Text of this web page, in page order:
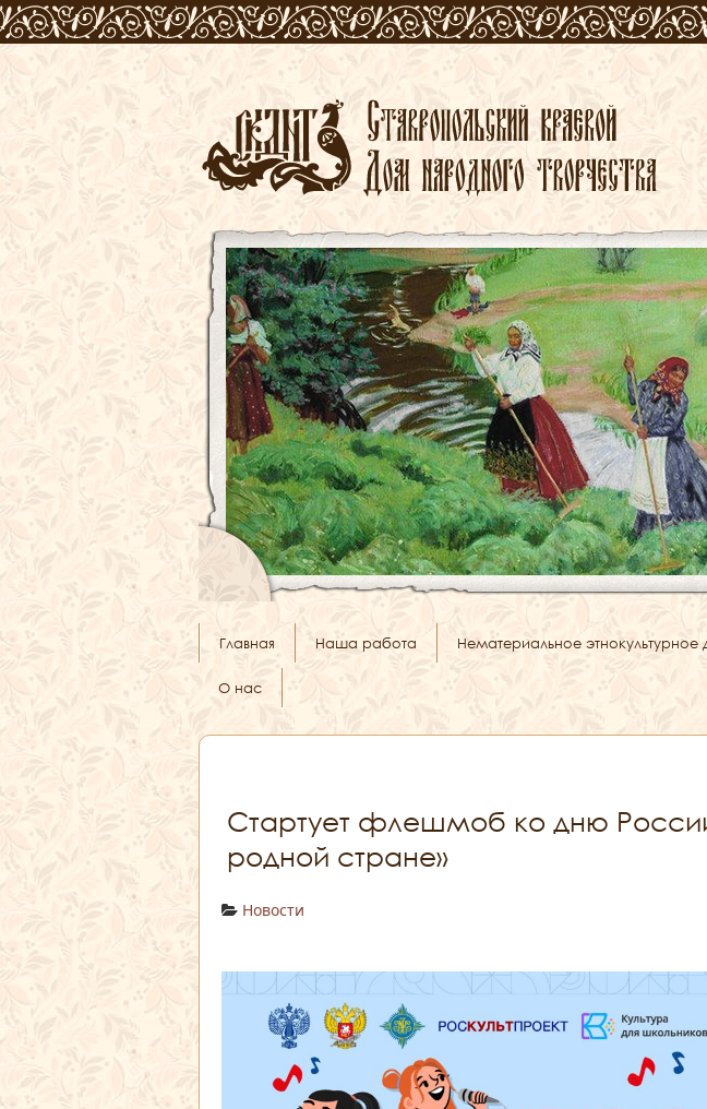
2026 год
Главная Наша работа Нематериальное этнокультурное
О нас
Стартует флешмоб ко дню
родной стране»
Новости